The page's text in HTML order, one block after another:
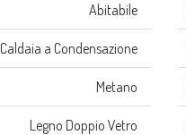
Abitabile
Caldaia a Condensazione
Metano
Legno Doppio Vetro